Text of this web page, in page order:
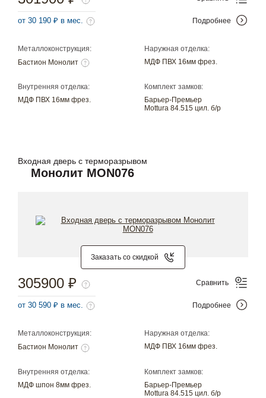
Металлоконструкция:
Бастион Монолит
Наружная отделка:
МДФ ПВХ 16мм фрез.
Внутренняя отделка:
МДФ ПВХ 16мм фрез.
Комплект замков:
Барьер-Премьер
Mottura 84.515 цил. б/р
от 30 190 ₽ в мес. Подробнее
Входная дверь с терморазрывом
Монолит MON076
Заказать со скидкой
Металлоконструкция:
Бастион Монолит
Наружная отделка:
МДФ ПВХ 16мм фрез.
Внутренняя отделка:
МДФ шпон 8мм фрез.
Комплект замков:
Барьер-Премьер
Mottura 84.515 цил. б/р
305900 ₽
от 30 590 ₽ в мес.
Сравнить
Подробнее